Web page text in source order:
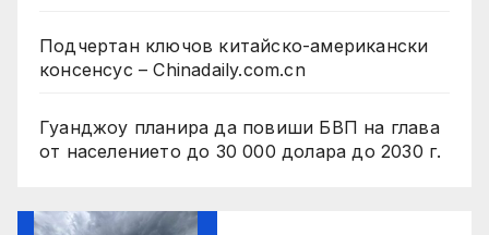
Подчертан ключов китайско-американски
консенсус – Chinadaily.com.cn
Гуанджоу планира да повиши БВП на глава
от населението до 30 000 долара до 2030 г.